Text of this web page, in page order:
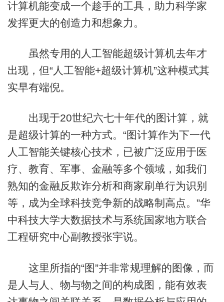
计算机能变成一个趁手的工具，助力科学家
发挥更大的创造力和想象力。
虽然专用的人工智能超级计算机去年才
出现，但“人工智能+超级计算机”这种模式其
实早有端倪。
出现于20世纪六七十年代的图计算，就
是超级计算的一种方式。“图计算作为下一代
人工智能关键核心技术，已被广泛应用于医
疗、教育、军事、金融等多个领域，如我们
熟知的金融反欺诈分析和商家刷单行为识别
等，成为全球科技竞争新的战略制高点。”华
中科技大学大数据技术与系统国家地方联合
工程研究中心副教授张宇说。
这里所指的“图”并非常规理解的图像，而
是人与人、物与物之间的构成图，能有效表